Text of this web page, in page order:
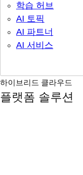
학습 허브
AI 토픽
AI 파트너
AI 서비스
하이브리드 클라우드
플랫폼 솔루션